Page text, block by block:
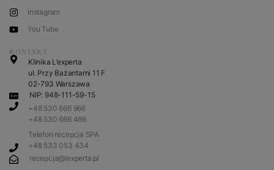
Instagram
You Tube
KONTAKT
Klinika L’experta
ul. Przy Bażantarni 11 F
02-793 Warszawa
NIP: 948-111-59-15
+48 530 666 966
+48 530 666 466
Telefon recepcja SPA
+48 533 053 434
recepcja@lexperta.pl